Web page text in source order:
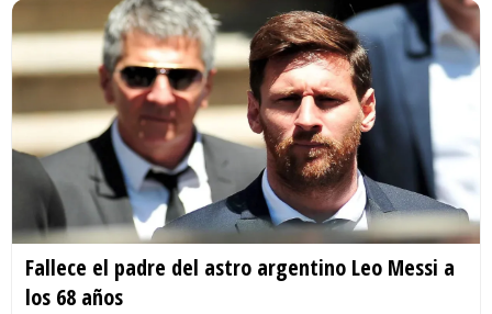
Fallece el padre del astro argentino Leo Messi a
los 68 años